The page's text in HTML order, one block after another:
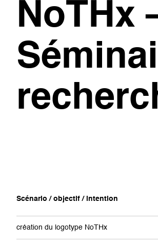
NoTHx
Scénario / objectif / intention
création du logotype NoTHx